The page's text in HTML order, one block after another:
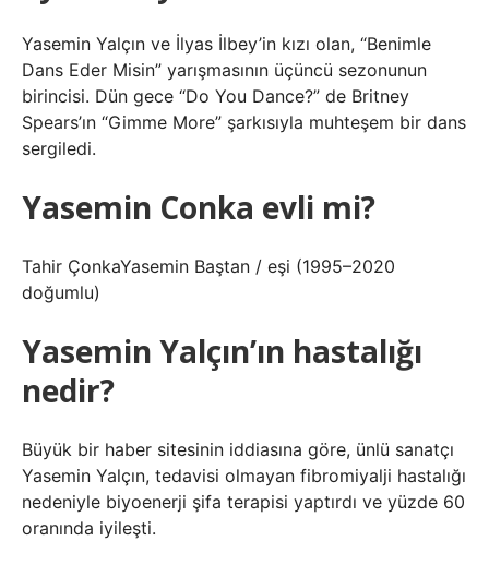
Yasemin Yalçın ve İlyas İlbey’in kızı olan, “Benimle
Dans Eder Misin” yarışmasının üçüncü sezonunun
birincisi. Dün gece “Do You Dance?” de Britney
Spears’ın “Gimme More” şarkısıyla muhteşem bir dans
sergiledi.
Yasemin Conka evli mi?
Tahir ÇonkaYasemin Baştan / eşi (1995–2020
doğumlu)
Yasemin Yalçın’ın hastalığı
nedir?
Büyük bir haber sitesinin iddiasına göre, ünlü sanatçı
Yasemin Yalçın, tedavisi olmayan fibromiyalji hastalığı
nedeniyle biyoenerji şifa terapisi yaptırdı ve yüzde 60
oranında iyileşti.